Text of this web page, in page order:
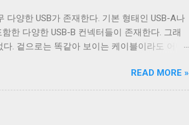
다양한 USB가 존재한다. 기본 형태인 USB-A나
한 다양한 USB-B 컨넥터들이 존재한다. 그래
. 겉으로는 똑같아 보이는 케이블이라도 어떤
보겠다. Micro-B 케이블의 편조 차폐와 호일 차
것이다. 절연체 아래로 금속 선이 있는 것을
적으로 들어간 금속 선이다. 실제 전선은 이 금
하나는 얇은 금속 호일이고, 다른 하나는 얇은
READ MORE »